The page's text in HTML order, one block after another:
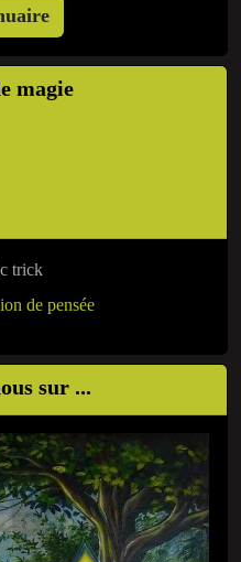
magie
de pensée
sur ...